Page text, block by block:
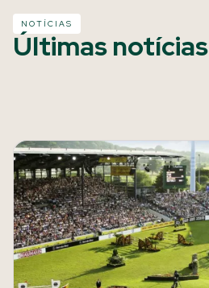
NOTÍCIAS
Últimas